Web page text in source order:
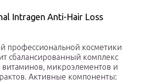
Intragen Anti-Hair Loss
профессиональной косметики
сбалансированный комплекс
витаминов, микроэлементов и
Активные компоненты: